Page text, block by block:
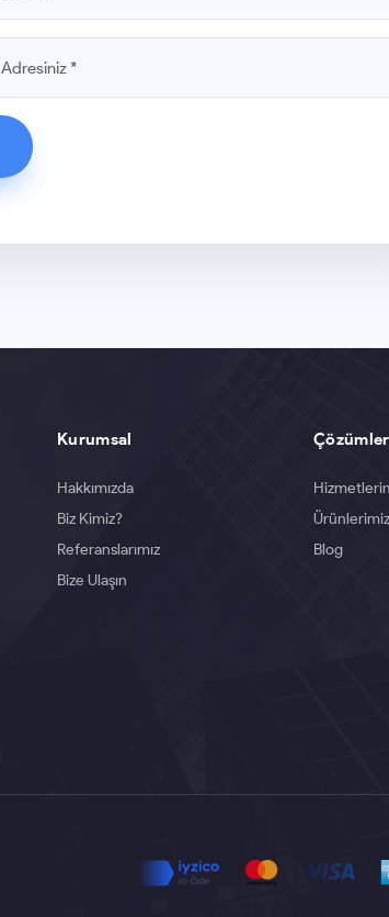
Kurumsal
Hakkımızda
Biz Kimiz?
Referanslarımız
Bize Ulaşın
Çözümler
Ürünlerimiz
Blog